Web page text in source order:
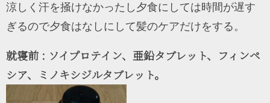
涼しく汗を掻けなかったし夕食にしては時間が遅す
ぎるので夕食はなしにして髪のケアだけをする。
就寝前 : ソイプロテイン、亜鉛タブレット、フィンペ
シア、ミノキシジルタブレット。